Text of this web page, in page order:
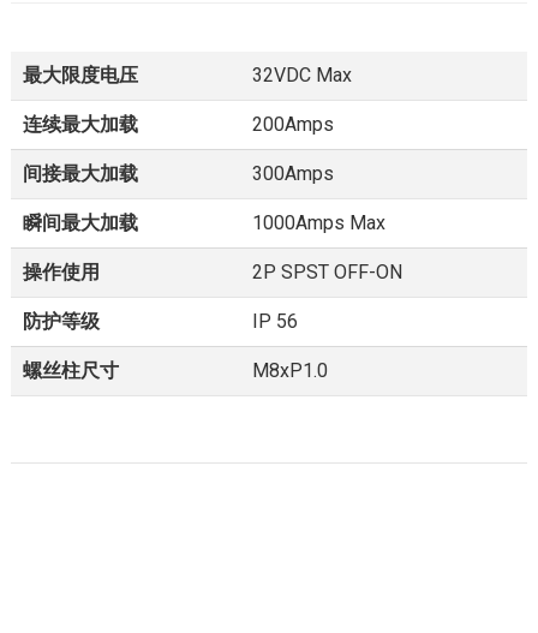
最大限度电压 32VDC Max
连续最大加载 200Amps
间接最大加载 300Amps
瞬间最大加载 1000Amps Max
操作使用 2P SPST OFF-ON
防护等级 IP 56
螺丝柱尺寸 M8xP1.0